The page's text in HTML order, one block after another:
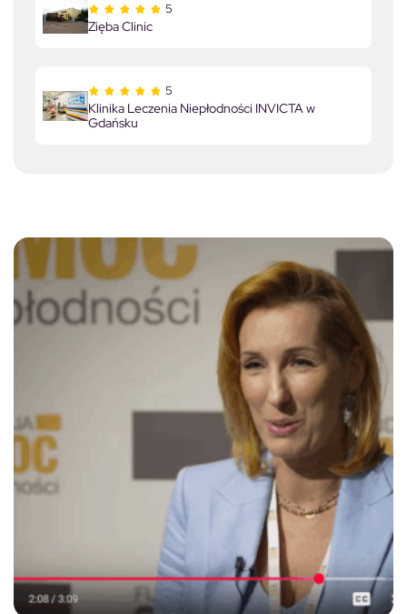
5
Zięba Clinic
5
Klinika Leczenia Niepłodności INVICTA w
Gdańsku